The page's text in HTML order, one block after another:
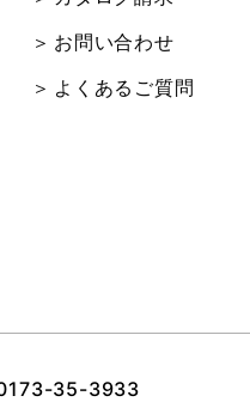
お問い合わせ
よくあるご質問
35-3933